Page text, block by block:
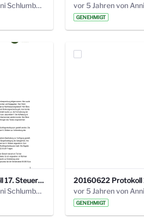
vor 5 Jahren von Anni Schlumberger
GENEHMIGT
20160928 Protokoll 17. Steuerungskreis.pdf
vor 5 Jahren von Anni Schlumberger
GENEHMIGT